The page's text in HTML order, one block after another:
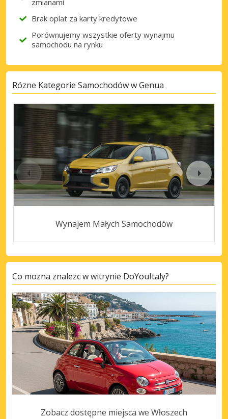
Brak oplat za karty kredytowe
Porównujemy wszystkie oferty wynajmu
samochodu na rynku
Rózne Kategorie Samochodów w Genua
Wynajem Małych Samochodów
Co mozna znalezc w witrynie DoYouItaly?
Zobacz dostępne miejsca we Włoszech